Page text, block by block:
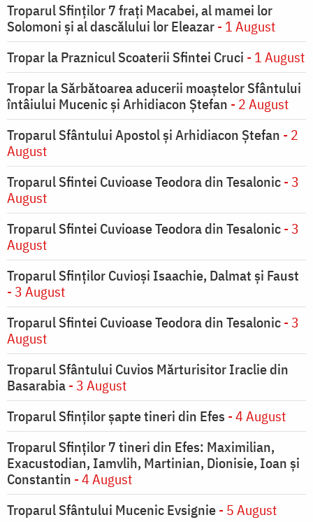
Troparul Sfinţilor 7 fraţi Macabei, al mamei lor
Solomoni şi al dascălului lor Eleazar- 1 August
Tropar la Praznicul Scoaterii Sfintei Cruci - 1 August
Tropar la Sărbătoarea aducerii moaştelor Sfântului
întâiului Mucenic şi Arhidiacon Ştefan - 2 August
Troparul Sfântului Apostol și Arhidiacon Ștefan - 2
August
Troparul Sfintei Cuvioase Teodora din Tesalonic- 3
August
Troparul Sfintei Cuvioase Teodora din Tesalonic- 3
August
Troparul Sfinţilor Cuvioşi Isaachie, Dalmat şi Faust
- 3 August
Troparul Sfintei Cuvioase Teodora din Tesalonic- 3
August
Troparul Sfântului Cuvios Mărturisitor Iraclie din
Basarabia- 3 August
Troparul Sfinţilor şapte tineri din Efes - 4 August
Troparul Sfinţilor 7 tineri din Efes: Maximilian,
Exacustodian, Iamvlih, Martinian, Dionisie, Ioan şi
Constantin - 4 August
Troparul Sfântului Mucenic Evsignie- 5 August